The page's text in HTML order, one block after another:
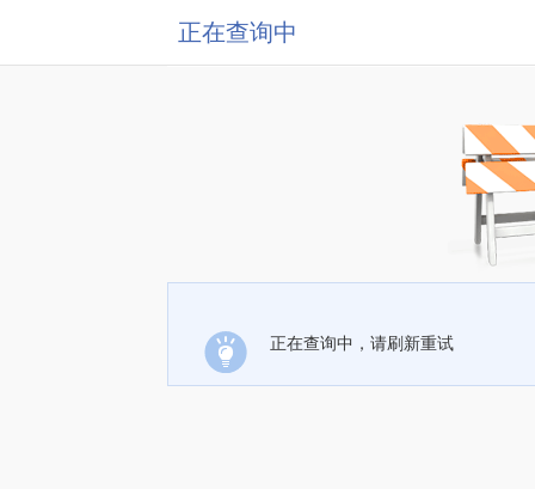
正在查询中
正在查询中，请刷新重试